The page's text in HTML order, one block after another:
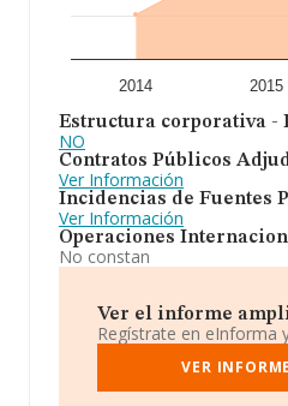
2014 2015
Estructura corporativa -
NO
Contratos Públicos
Ver Información
Incidencias de Fuentes
Ver Información
Operaciones
No constan
Ver el informe
Regístrate en eInforma
VER